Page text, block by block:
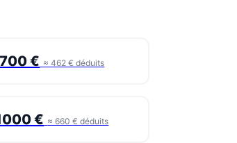
€ ≈ 462 € déduits
€ ≈ 660 € déduits